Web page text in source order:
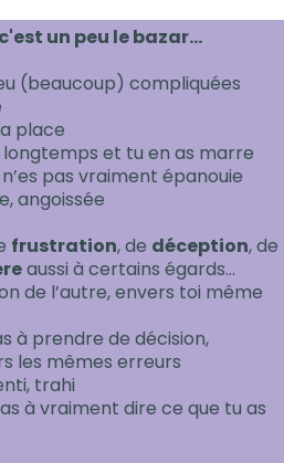
un peu le bazar...
(beaucoup) compliquées
place
et tu en as marre
pas vraiment épanouie
angoissée
frustration, de déception, de
aussi à certains égards…
de l’autre, envers toi même
à prendre de décision,
les mêmes erreurs
trahi
à vraiment dire ce que tu as